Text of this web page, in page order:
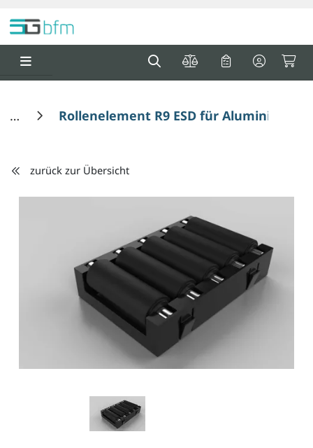
Rollenelement R9 ESD für Aluminium
zurück zur Übersicht